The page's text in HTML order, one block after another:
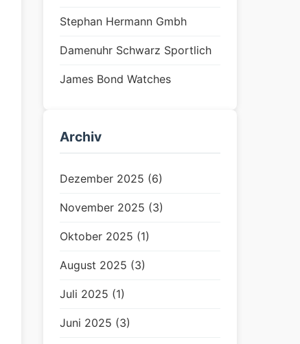
Stephan Hermann Gmbh
Damenuhr Schwarz Sportlich
James Bond Watches
Archiv
Dezember 2025 (6)
November 2025 (3)
Oktober 2025 (1)
August 2025 (3)
Juli 2025 (1)
Juni 2025 (3)